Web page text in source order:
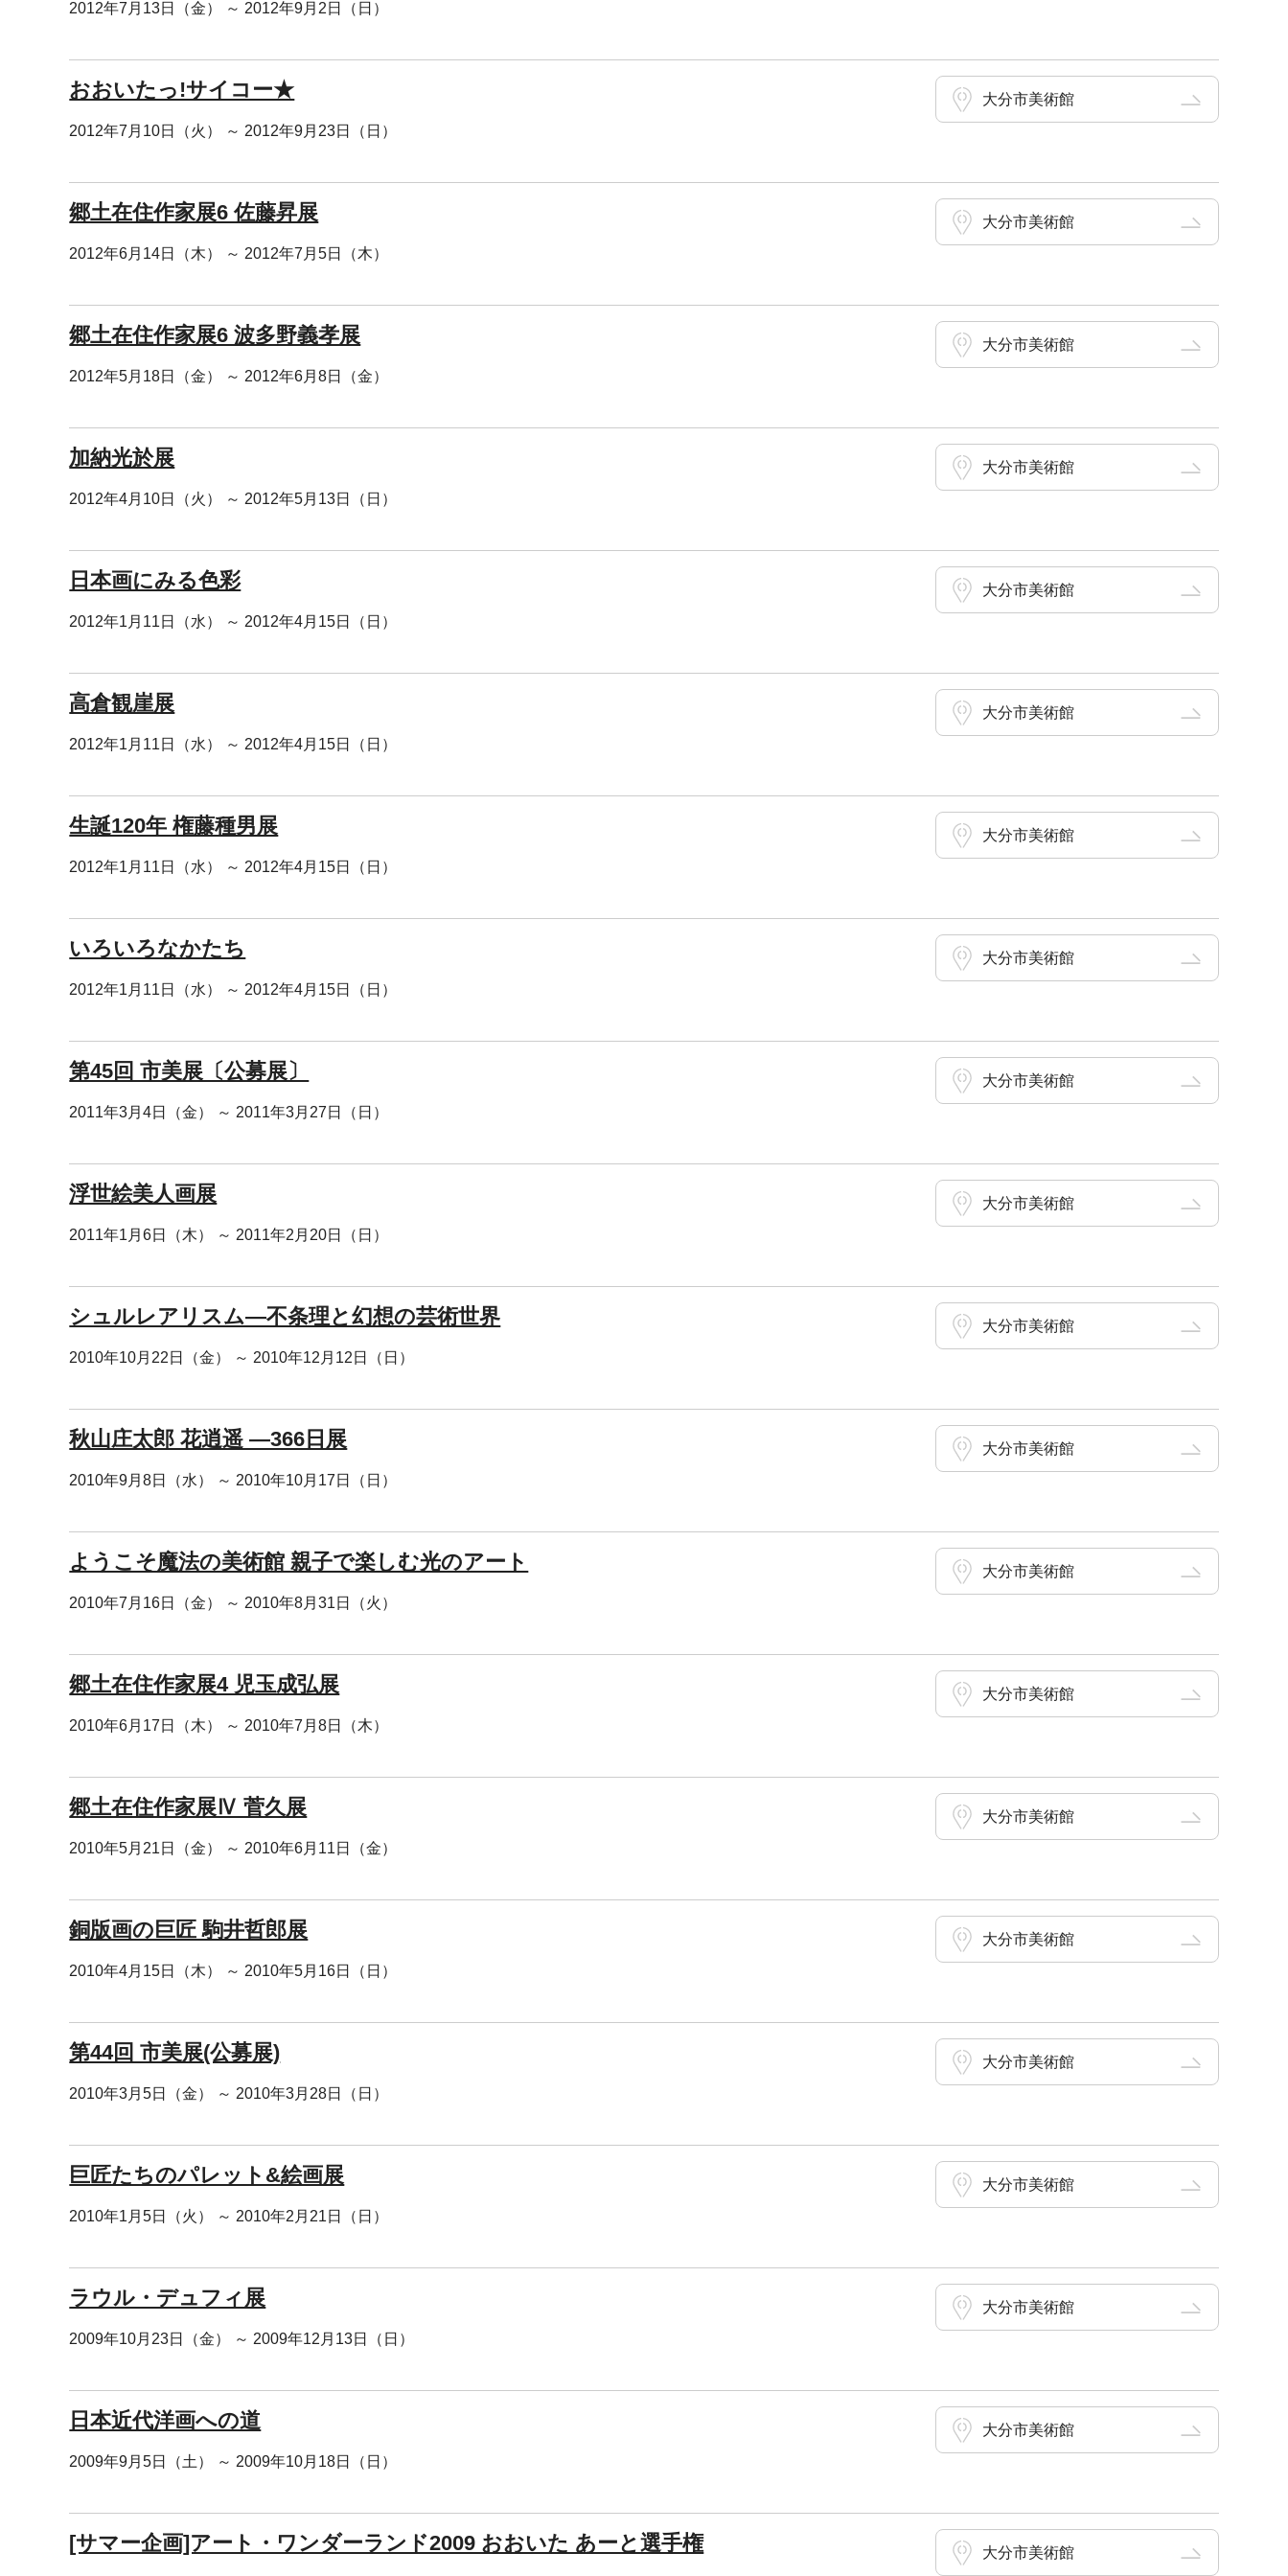
2012年7月13日（金） ～ 2012年9月2日（日）
おおいたっ!サイコー★
2012年7月10日（火） ～ 2012年9月23日（日）
大分市美術館
郷土在住作家展6 佐藤昇展
2012年6月14日（木） ～ 2012年7月5日（木）
大分市美術館
郷土在住作家展6 波多野義孝展
2012年5月18日（金） ～ 2012年6月8日（金）
大分市美術館
加納光於展
2012年4月10日（火） ～ 2012年5月13日（日）
大分市美術館
日本画にみる色彩
2012年1月11日（水） ～ 2012年4月15日（日）
大分市美術館
高倉観崖展
2012年1月11日（水） ～ 2012年4月15日（日）
大分市美術館
生誕120年 権藤種男展
2012年1月11日（水） ～ 2012年4月15日（日）
大分市美術館
いろいろなかたち
2012年1月11日（水） ～ 2012年4月15日（日）
大分市美術館
第45回 市美展〔公募展〕
2011年3月4日（金） ～ 2011年3月27日（日）
大分市美術館
浮世絵美人画展
2011年1月6日（木） ～ 2011年2月20日（日）
大分市美術館
シュルレアリスム―不条理と幻想の芸術世界
2010年10月22日（金） ～ 2010年12月12日（日）
大分市美術館
秋山庄太郎 花逍遥 ―366日展
2010年9月8日（水） ～ 2010年10月17日（日）
大分市美術館
ようこそ魔法の美術館 親子で楽しむ光のアート
2010年7月16日（金） ～ 2010年8月31日（火）
大分市美術館
郷土在住作家展4 児玉成弘展
2010年6月17日（木） ～ 2010年7月8日（木）
大分市美術館
郷土在住作家展Ⅳ 菅久展
2010年5月21日（金） ～ 2010年6月11日（金）
大分市美術館
銅版画の巨匠 駒井哲郎展
2010年4月15日（木） ～ 2010年5月16日（日）
大分市美術館
第44回 市美展(公募展)
2010年3月5日（金） ～ 2010年3月28日（日）
大分市美術館
巨匠たちのパレット&絵画展
2010年1月5日（火） ～ 2010年2月21日（日）
大分市美術館
ラウル・デュフィ展
2009年10月23日（金） ～ 2009年12月13日（日）
大分市美術館
日本近代洋画への道
2009年9月5日（土） ～ 2009年10月18日（日）
大分市美術館
[サマー企画]アート・ワンダーランド2009 おおいた あーと選手権 大分市美術館